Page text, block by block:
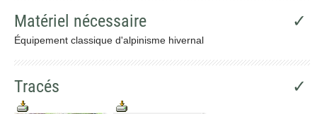
Matériel nécessaire ✓
Équipement classique d'alpinisme hivernal
Tracés ✓